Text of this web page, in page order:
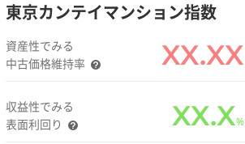
東京カンテイマンション指数
資産性でみる
中古価格維持率
XX.XX
収益性でみる
表面利回り
XX.X%